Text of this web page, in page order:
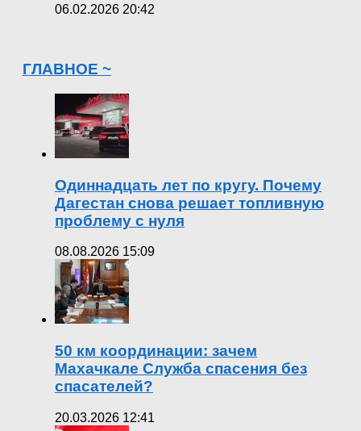
06.02.2026 20:42
ГЛАВНОЕ ~
Одиннадцать лет по кругу. Почему
Дагестан снова решает топливную
проблему с нуля
08.08.2026 15:09
50 км координации: зачем
Махачкале Служба спасения без
спасателей?
20.03.2026 12:41